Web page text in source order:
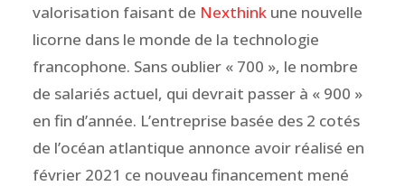
valorisation faisant de Nexthink une nouvelle
licorne dans le monde de la technologie
francophone. Sans oublier « 700 », le nombre
de salariés actuel, qui devrait passer à « 900 »
en fin d’année. L’entreprise basée des 2 cotés
de l’océan atlantique annonce avoir réalisé en
février 2021 ce nouveau financement mené